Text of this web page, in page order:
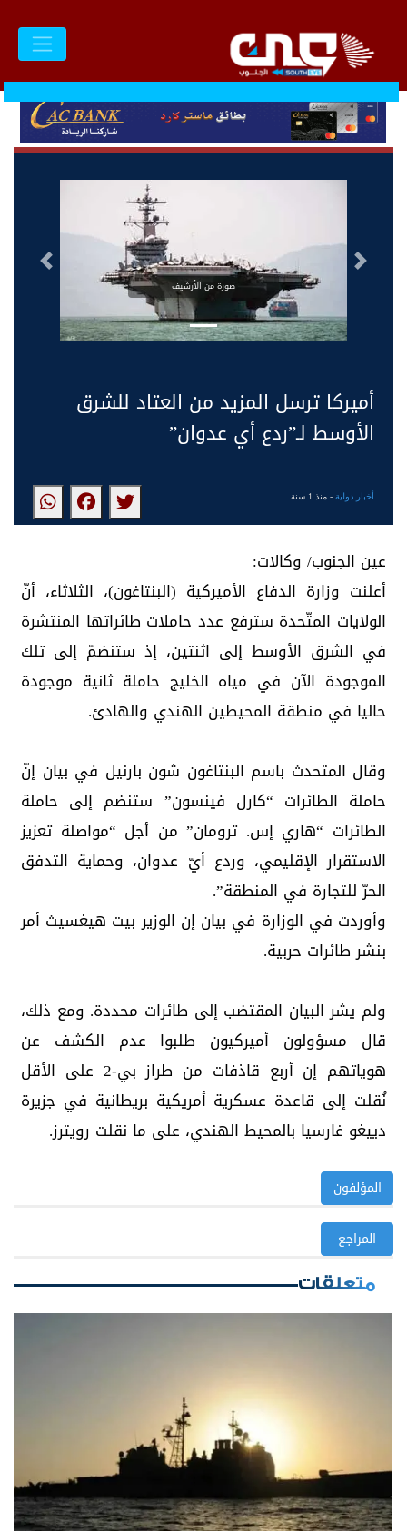
صورة من الأرشيف
التالى السابق
أميركا ترسل المزيد من العتاد للشرق
الأوسط لـ”ردع أي عدوان”
أخبار دولية- منذ 1 سنة
عين الجنوب/ وكالات:
أعلنت وزارة الدفاع الأميركية (البنتاغون)، الثلاثاء، أنّ
الولايات المتّحدة سترفع عدد حاملات طائراتها المنتشرة
في الشرق الأوسط إلى اثنتين، إذ ستنضمّ إلى تلك
الموجودة الآن في مياه الخليج حاملة ثانية موجودة
حاليا في منطقة المحيطين الهندي والهادئ.
وقال المتحدث باسم البنتاغون شون بارنيل في بيان إنّ
حاملة الطائرات “كارل فينسون” ستنضم إلى حاملة
الطائرات “هاري إس. ترومان” من أجل “مواصلة تعزيز
الاستقرار الإقليمي، وردع أيّ عدوان، وحماية التدفق
الحرّ للتجارة في المنطقة”.
وأوردت في الوزارة في بيان إن الوزير بيت هيغسيث أمر
بنشر طائرات حربية.
ولم يشر البيان المقتضب إلى طائرات محددة. ومع ذلك،
قال مسؤولون أميركيون طلبوا عدم الكشف عن
هوياتهم إن أربع قاذفات من طراز بي-2 على الأقل
نُقلت إلى قاعدة عسكرية أمريكية بريطانية في جزيرة
دييغو غارسيا بالمحيط الهندي، على ما نقلت رويترز.
المؤلفون
المراجع
متعلقات